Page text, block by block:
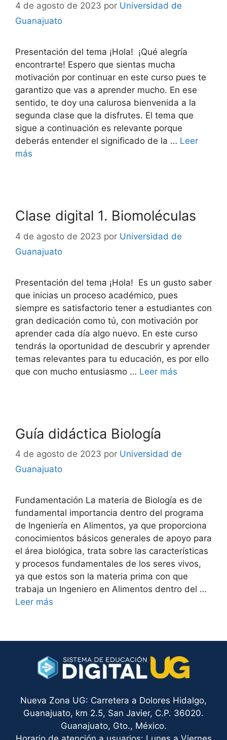
4 de agosto de 2023 por Universidad de
Guanajuato
Presentación del tema ¡Hola! ¡Qué alegría
encontrarte! Espero que sientas mucha
motivación por continuar en este curso pues te
garantizo que vas a aprender mucho. En ese
sentido, te doy una calurosa bienvenida a la
segunda clase que la disfrutes. El tema que
sigue a continuación es relevante porque
deberás entender el significado de la … Leer
más
Clase digital 1. Biomoléculas
4 de agosto de 2023 por Universidad de
Guanajuato
Presentación del tema ¡Hola! Es un gusto saber
que inicias un proceso académico, pues
siempre es satisfactorio tener a estudiantes con
gran dedicación como tú, con motivación por
aprender cada día algo nuevo. En este curso
tendrás la oportunidad de descubrir y aprender
temas relevantes para tu educación, es por ello
que con mucho entusiasmo … Leer más
Guía didáctica Biología
4 de agosto de 2023 por Universidad de
Guanajuato
Fundamentación La materia de Biología es de
fundamental importancia dentro del programa
de Ingeniería en Alimentos, ya que proporciona
conocimientos básicos generales de apoyo para
el área biológica, trata sobre las características
y procesos fundamentales de los seres vivos,
ya que estos son la materia prima con que
trabaja un Ingeniero en Alimentos dentro del …
Leer más
Nueva Zona UG: Carretera a Dolores Hidalgo,
Guanajuato, km 2.5, San Javier, C.P. 36020.
Guanajuato, Gto., México.